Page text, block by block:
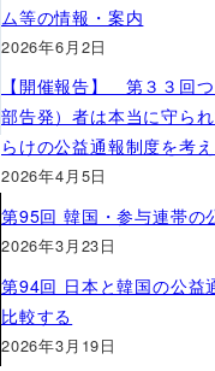
ム等の情報・案内
2026年6月2日
【開催報告】 第３３回
部告発）者は本当に守ら
らけの公益通報制度を考え
2026年4月5日
第95回 韓国・参与連帯の
2026年3月23日
第94回 日本と韓国の公益
比較する
2026年3月19日